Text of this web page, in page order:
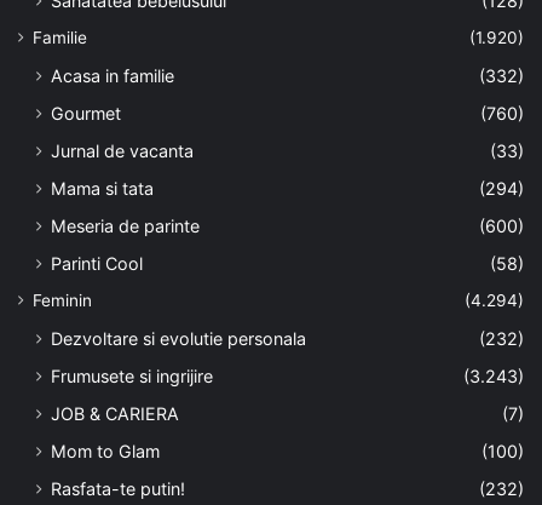
Familie (1.920)
Acasa in familie
(332)
Gourmet
(760)
Jurnal de vacanta
(33)
Mama si tata
(294)
Meseria de parinte
(600)
Parinti Cool
(58)
Feminin (4.294)
Dezvoltare si evolutie personala
(232)
Frumusete si ingrijire
(3.243)
JOB & CARIERA
(7)
Mom to Glam
(100)
Rasfata-te putin!
(232)